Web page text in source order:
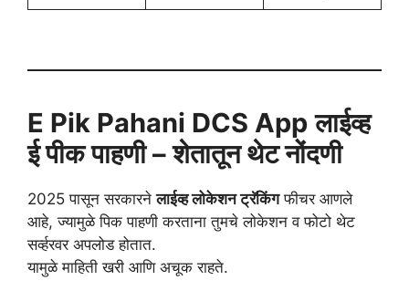
E Pik Pahani DCS App लाईव्ह
ई पीक पाहणी – शेतातून थेट नोंदणी
2025 पासून सरकारनेलाईव्ह लोकेशन ट्रॅकिंगफीचर आणले
आहे, ज्यामुळे पिक पाहणी करताना तुमचे लोकेशन व फोटो थेट
सर्व्हरवर अपलोड होतात.
यामुळे माहिती खरी आणि अचूक राहते.